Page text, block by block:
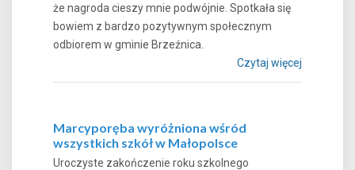
że nagroda cieszy mnie podwójnie. Spotkała się
bowiem z bardzo pozytywnym społecznym
odbiorem w gminie Brzeźnica.
Czytaj więcej
Marcyporęba wyróżniona wśród
wszystkich szkół w Małopolsce
Uroczyste zakończenie roku szkolnego